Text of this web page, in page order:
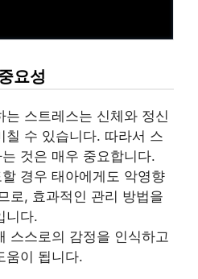
요성
는 스트레스는 신체와 정신
칠 수 있습니다. 따라서 스
것은 매우 중요합니다.
경우 태아에게도 악영향
로, 효과적인 관리 방법을
니다.
스스로의 감정을 인식하고
움이 됩니다.